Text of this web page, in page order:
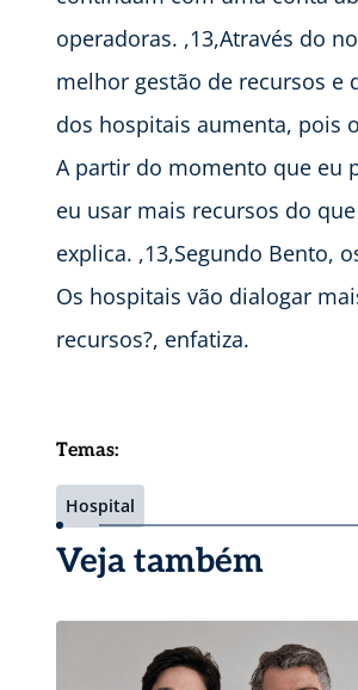
operadoras. ,13,Através do
melhor gestão de recursos e
dos hospitais aumenta, pois
A partir do momento que eu
eu usar mais recursos do
explica. ,13,Segundo Bento,
Os hospitais vão dialogar
recursos?, enfatiza.
Temas:
Hospital
Veja também